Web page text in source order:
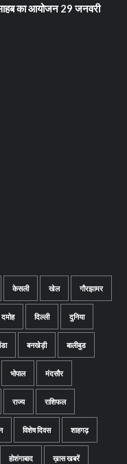
का आयोजन 29 जनवरी
केसली खेल गौरझामर
दमोह दिल्ली दुनिया
बनखेड़ी बालीबुड
भोपाल मंदसौर
राज्य राशिफल
विशेष दिवस शाहगढ़
होशंगाबाद ख़ास खबरें